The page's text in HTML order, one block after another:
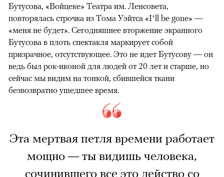
Бутусова, «Войцеке» Театра им. Ленсовета,
повторялась строчка из Тома Уэйтса «I’ll be gone» —
«меня не будет». Сегодняшнее вторжение экранного
Бутусова в плоть спектакля маркирует собой
призрачное, отсутствующее. Это не идет Бутусову — он
ведь был рок-иконой для людей от 20 лет и старше, но
сейчас мы видим на тонкой, сбившейся ткани
безвозвратно ушедшее время.
Эта мертвая петля времени работает
мощно — ты видишь человека,
сочинившего все это действо со